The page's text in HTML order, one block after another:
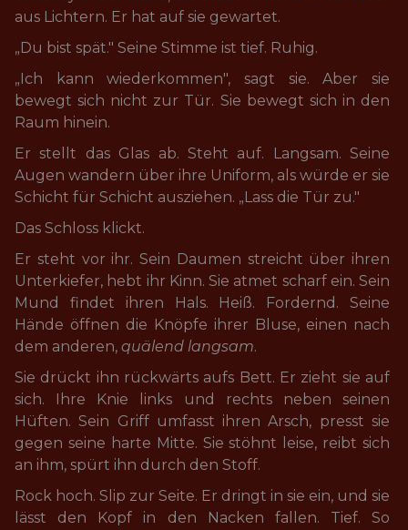
aus Lichtern. Er hat auf sie gewartet.
„Du bist spät." Seine Stimme ist tief. Ruhig.
„Ich kann wiederkommen", sagt sie. Aber sie
bewegt sich nicht zur Tür. Sie bewegt sich in den
Raum hinein.
Er stellt das Glas ab. Steht auf. Langsam. Seine
Augen wandern über ihre Uniform, als würde er sie
Schicht für Schicht ausziehen. „Lass die Tür zu."
Das Schloss klickt.
Er steht vor ihr. Sein Daumen streicht über ihren
Unterkiefer, hebt ihr Kinn. Sie atmet scharf ein. Sein
Mund findet ihren Hals. Heiß. Fordernd. Seine
Hände öffnen die Knöpfe ihrer Bluse, einen nach
dem anderen, quälend langsam.
Sie drückt ihn rückwärts aufs Bett. Er zieht sie auf
sich. Ihre Knie links und rechts neben seinen
Hüften. Sein Griff umfasst ihren Arsch, presst sie
gegen seine harte Mitte. Sie stöhnt leise, reibt sich
an ihm, spürt ihn durch den Stoff.
Rock hoch. Slip zur Seite. Er dringt in sie ein, und sie
lässt den Kopf in den Nacken fallen. Tief. So